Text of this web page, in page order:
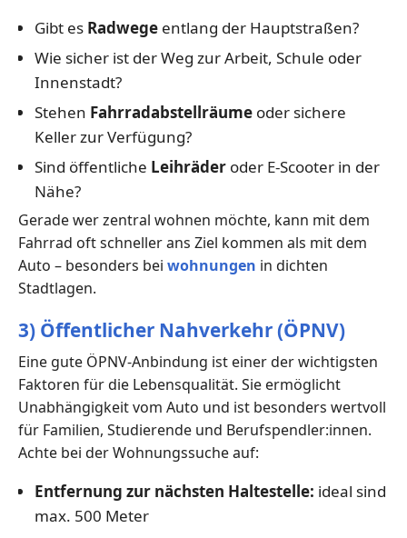
Gibt es Radwegeentlang der Hauptstraßen?
Wie sicher ist der Weg zur Arbeit, Schule oder
Innenstadt?
Stehen Fahrradabstellräumeoder sichere
Keller zur Verfügung?
Sind öffentliche Leihräderoder E-Scooter in der
Nähe?
Gerade wer zentral wohnen möchte, kann mit dem
Fahrrad oft schneller ans Ziel kommen als mit dem
Auto – besonders bei wohnungen in dichten
Stadtlagen.
3) Öffentlicher Nahverkehr (ÖPNV)
Eine gute ÖPNV-Anbindung ist einer der wichtigsten
Faktoren für die Lebensqualität. Sie ermöglicht
Unabhängigkeit vom Auto und ist besonders wertvoll
für Familien, Studierende und Berufspendler:innen.
Achte bei der Wohnungssuche auf:
Entfernung zur nächsten Haltestelle: ideal sind
max. 500 Meter